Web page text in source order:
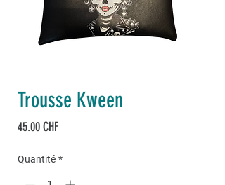
Trousse Kween
45.00 CHFPrix
Quantité *